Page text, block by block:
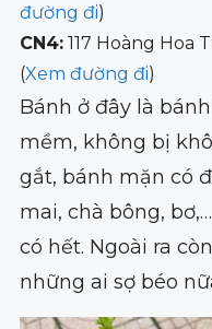
đường đi)
CN4:117 Hoàng Hoa
(Xem đường đi)
Bánh ở đây là
mềm, không bị
gắt, bánh mặn có
mai, chà bông,
có hết. Ngoài ra
những ai sợ béo